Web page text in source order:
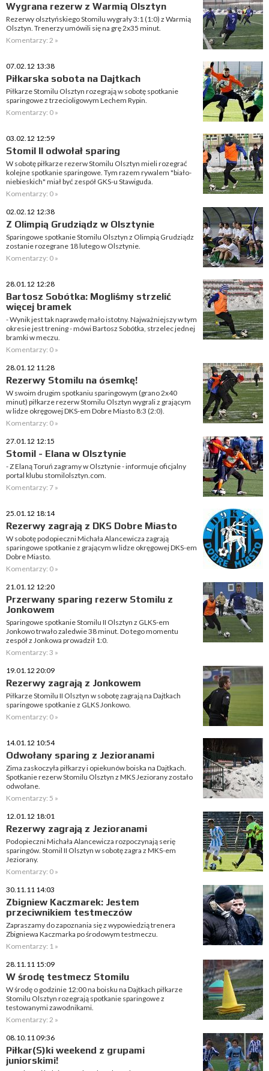
Wygrana rezerw z Warmią Olsztyn
Rezerwy olsztyńskiego Stomilu wygrały 3:1 (1:0) z Warmią
Olsztyn. Trenerzy umówili się na grę 2x35 minut.
Komentarzy: 2 »
07.02.12 13:38
Piłkarska sobota na Dajtkach
Piłkarze Stomilu Olsztyn rozegrają w sobotę spotkanie
sparingowe z trzecioligowym Lechem Rypin.
Komentarzy: 0 »
03.02.12 12:59
Stomil II odwołał sparing
W sobotę piłkarze rezerw Stomilu Olsztyn mieli rozegrać
kolejne spotkanie sparingowe. Tym razem rywalem "biało-
niebieskich" miał być zespół GKS-u Stawiguda.
Komentarzy: 0 »
02.02.12 12:38
Z Olimpią Grudziądz w Olsztynie
Sparingowe spotkanie Stomilu Olsztyn z Olimpią Grudziądz
zostanie rozegrane 18 lutego w Olsztynie.
Komentarzy: 0 »
28.01.12 12:28
Bartosz Sobótka: Mogliśmy strzelić
więcej bramek
- Wynik jest tak naprawdę mało istotny. Najważniejszy w tym
okresie jest trening - mówi Bartosz Sobótka, strzelec jednej
bramki w meczu.
Komentarzy: 0 »
28.01.12 11:28
Rezerwy Stomilu na ósemkę!
W swoim drugim spotkaniu sparingowym (grano 2x40
minut) piłkarze rezerw Stomilu Olsztyn wygrali z grającym
w lidze okręgowej DKS-em Dobre Miasto 8:3 (2:0).
Komentarzy: 0 »
27.01.12 12:15
Stomil - Elana w Olsztynie
- Z Elaną Toruń zagramy w Olsztynie - informuje oficjalny
portal klubu stomilolsztyn.com.
Komentarzy: 7 »
25.01.12 18:14
Rezerwy zagrają z DKS Dobre Miasto
W sobotę podopieczni Michała Alancewicza zagrają
sparingowe spotkanie z grającym w lidze okręgowej DKS-em
Dobre Miasto.
Komentarzy: 0 »
21.01.12 12:20
Przerwany sparing rezerw Stomilu z
Jonkowem
Sparingowe spotkanie Stomilu II Olsztyn z GLKS-em
Jonkowo trwało zaledwie 38 minut. Do tego momentu
zespół z Jonkowa prowadził 1:0.
Komentarzy: 3 »
19.01.12 20:09
Rezerwy zagrają z Jonkowem
Piłkarze Stomilu II Olsztyn w sobotę zagrają na Dajtkach
sparingowe spotkanie z GLKS Jonkowo.
Komentarzy: 0 »
14.01.12 10:54
Odwołany sparing z Jezioranami
Zima zaskoczyła piłkarzy i opiekunów boiska na Dajtkach.
Spotkanie rezerw Stomilu Olsztyn z MKS Jeziorany zostało
odwołane.
Komentarzy: 5 »
12.01.12 18:01
Rezerwy zagrają z Jezioranami
Podopieczni Michała Alancewicza rozpoczynają serię
sparingów. Stomil II Olsztyn w sobotę zagra z MKS-em
Jeziorany.
Komentarzy: 0 »
30.11.11 14:03
Zbigniew Kaczmarek: Jestem
przeciwnikiem testmeczów
Zapraszamy do zapoznania się z wypowiedzią trenera
Zbigniewa Kaczmarka po środowym testmeczu.
Komentarzy: 1 »
28.11.11 15:09
W środę testmecz Stomilu
W środę o godzinie 12:00 na boisku na Dajtkach piłkarze
Stomilu Olsztyn rozegrają spotkanie sparingowe z
testowanymi zawodnikami.
Komentarzy: 2 »
08.10.11 09:36
Piłkar(S)ki weekend z grupami
juniorskimi!